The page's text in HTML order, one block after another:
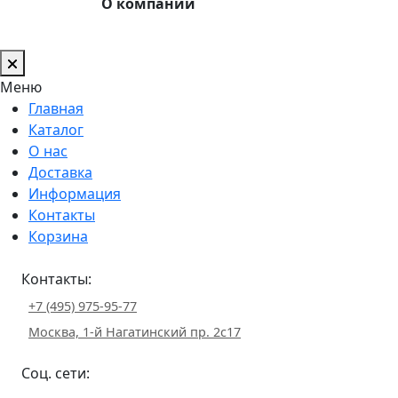
Меню
Главная
Каталог
О нас
Доставка
Информация
Контакты
Корзина
Контакты:
+7 (495) 975-95-77
Москва, 1-й Нагатинский пр. 2с17
Соц. сети: